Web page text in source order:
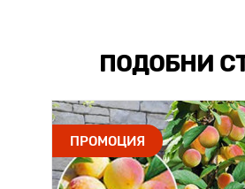
ПОДОБНИ
ПРОМОЦИЯ